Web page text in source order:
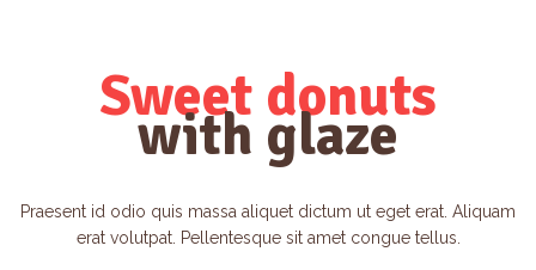
Sweet donuts
with glaze
Praesent id odio quis massa aliquet dictum ut eget erat. Aliquam
erat volutpat. Pellentesque sit amet congue tellus.